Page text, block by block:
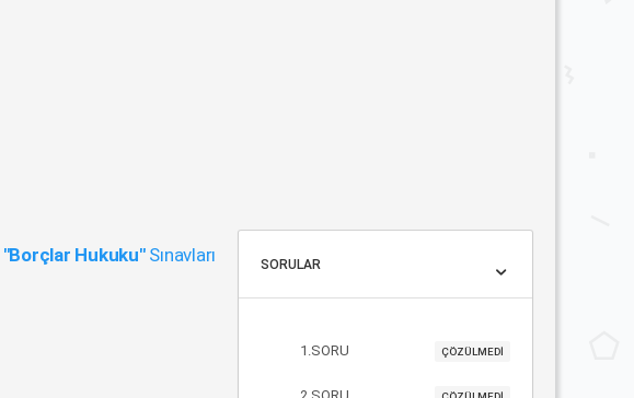
"Borçlar Hukuku"Sınavları SORULAR
1.SORU ÇÖZÜLMEDİ